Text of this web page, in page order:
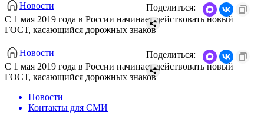
Новости
С 1 мая 2019 года в России начинает действовать новый
ГОСТ, касающийся дорожных знаков
Поделиться:
Новости
С 1 мая 2019 года в России начинает действовать новый
ГОСТ, касающийся дорожных знаков
Поделиться:
Новости
Контакты для СМИ